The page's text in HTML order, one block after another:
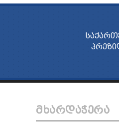
ᲛᲮᲐᲠᲓᲐᲭᲔᲠᲐ